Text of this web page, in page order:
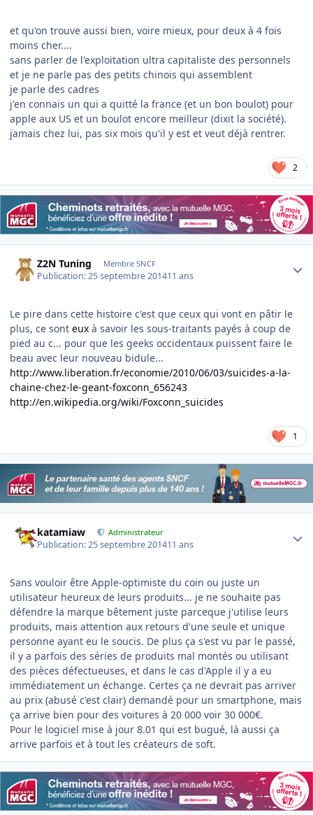
et qu'on trouve aussi bien, voire mieux, pour deux à 4 fois
moins cher....
sans parler de l'exploitation ultra capitaliste des personnels
et je ne parle pas des petits chinois qui assemblent
je parle des cadres
j'en connais un qui a quitté la france (et un bon boulot) pour
apple aux US et un boulot encore meilleur (dixit la société).
jamais chez lui, pas six mois qu'il y est et veut déjà rentrer.
2
Z2N Tuning Membre SNCF
Publication:25 septembre 201411 ans
Le pire dans cette histoire c'est que ceux qui vont en pâtir le
plus, ce sont eux à savoir les sous-traitants payés à coup de
pied au c... pour que les geeks occidentaux puissent faire le
beau avec leur nouveau bidule...
http://www.liberation.fr/economie/2010/06/03/suicides-a-la-
chaine-chez-le-geant-foxconn_656243
http://en.wikipedia.org/wiki/Foxconn_suicides
1
katamiaw Administrateur
Publication:25 septembre 201411 ans
Sans vouloir être Apple-optimiste du coin ou juste un
utilisateur heureux de leurs produits... je ne souhaite pas
défendre la marque bêtement juste parceque j'utilise leurs
produits, mais attention aux retours d'une seule et unique
personne ayant eu le soucis. De plus ça s'est vu par le passé,
il y a parfois des séries de produits mal montés ou utilisant
des pièces défectueuses, et dans le cas d'Apple il y a eu
immédiatement un échange. Certes ça ne devrait pas arriver
au prix (abusé c'est clair) demandé pour un smartphone, mais
ça arrive bien pour des voitures à 20 000 voir 30 000€.
Pour le logiciel mise à jour 8.01 qui est bugué, là aussi ça
arrive parfois et à tout les créateurs de soft.